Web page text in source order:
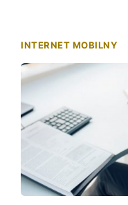
INTERNET MOBILNY